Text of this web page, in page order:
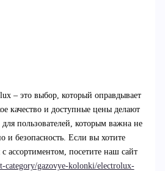
– это выбор, который оправдывает
качество и доступные цены делают
пользователей, которым важна не
и безопасность. Если вы хотите
ассортиментом, посетите наш сайт
category/gazovye-kolonki/electrolux-